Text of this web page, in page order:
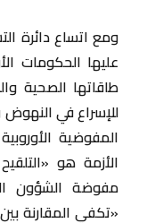
ومع اتساع دائرة
عليها الحكومات
طاقاتها الصحية
للإسراع في النهوض
المفوضية
الأزمة هو
مفوضة الشؤون
«تكفي المقارنة